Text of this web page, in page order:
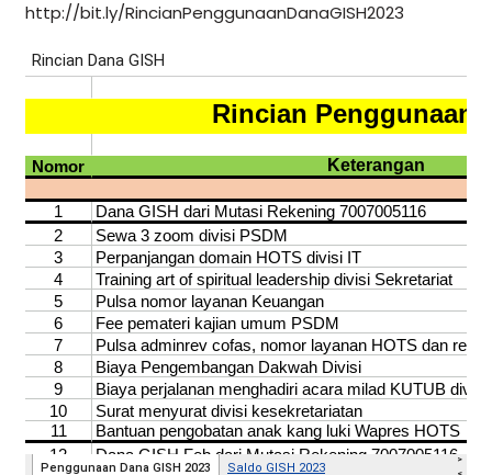
http://bit.ly/RincianPenggunaanDanaGISH2023